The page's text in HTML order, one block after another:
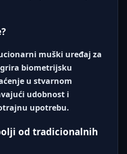
muški uređaj za
biometrijsku
u stvarnom
udobnost i
upotrebu.
od tradicionalnih